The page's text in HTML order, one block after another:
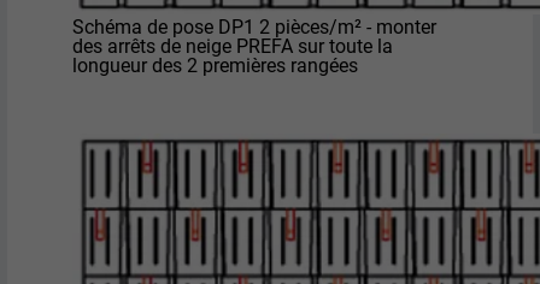
Schéma de pose DP1 2 pièces/m² - monter
des arrêts de neige PREFA sur toute la
longueur des 2 premières rangées